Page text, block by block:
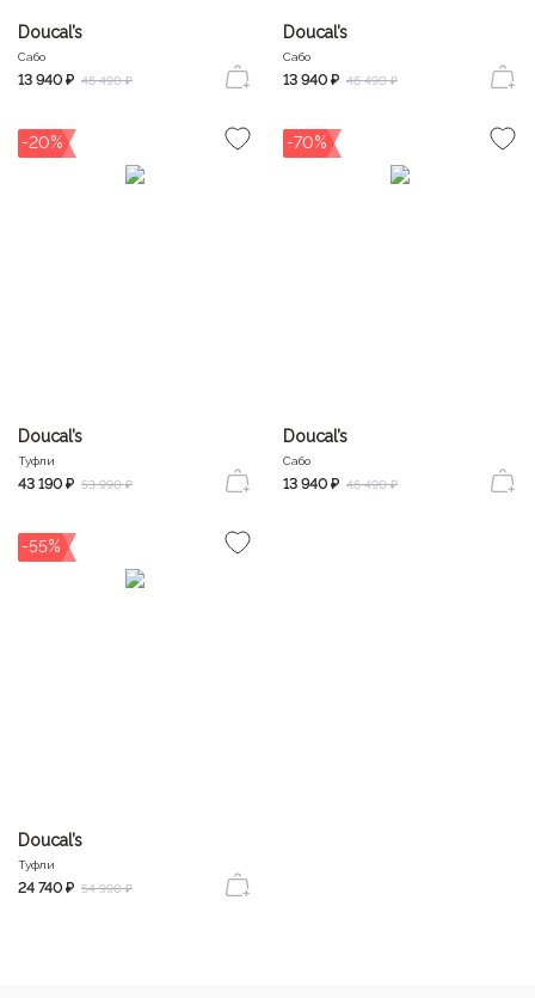
Doucal’s
Сабо
13 940 ₽ 46 490 ₽
Doucal’s
Сабо
13 940 ₽ 46 490 ₽
-20%
Doucal’s
Туфли
43 190 ₽ 53 990 ₽
-70%
Doucal’s
Сабо
13 940 ₽ 46 490 ₽
-55%
Doucal’s
Туфли
24 740 ₽ 54 990 ₽